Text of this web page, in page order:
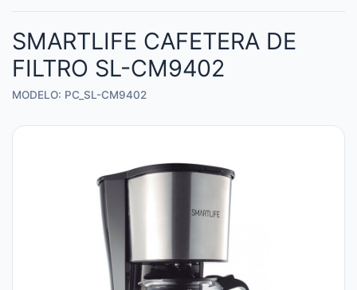
SMARTLIFE CAFETERA DE
FILTRO SL-CM9402
MODELO: PC_SL-CM9402